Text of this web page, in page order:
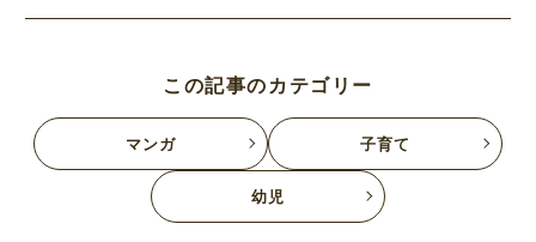
この記事のカテゴリー
マンガ 子育て
幼児